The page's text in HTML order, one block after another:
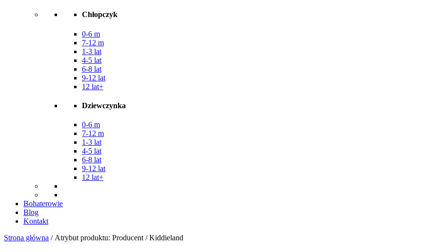
Chłopczyk
0-6 m
7-12 m
1-3 lat
4-5 lat
6-8 lat
9-12 lat
12 lat+
Dziewczynka
0-6 m
7-12 m
1-3 lat
4-5 lat
6-8 lat
9-12 lat
12 lat+
Bohaterowie
Blog
Kontakt
Strona główna / Atrybut produktu: Producent / Kiddieland